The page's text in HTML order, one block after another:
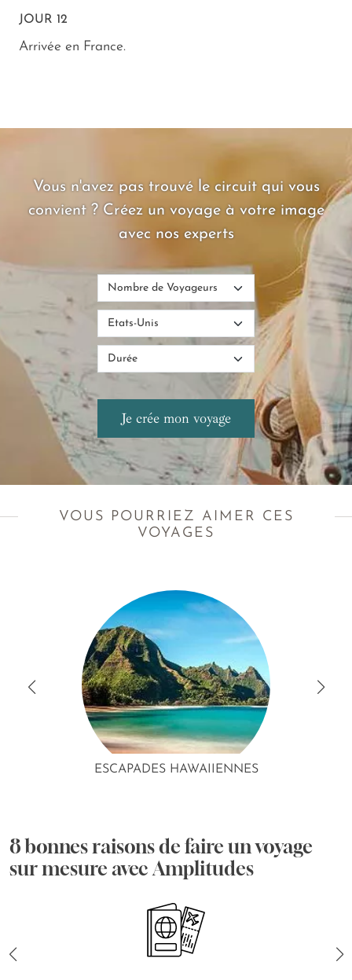
JOUR 12
Arrivée en France.
Vous n'avez pas trouvé le circuit qui vous
convient ? Créez un voyage à votre image
avec nos experts
VOUS POURRIEZ AIMER CES
VOYAGES
ESCAPADES HAWAIIENNES
8 bonnes raisons de faire un voyage
sur mesure avec Amplitudes